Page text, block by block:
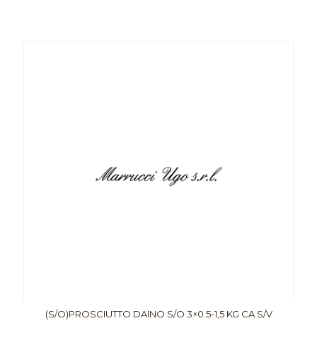
(S/O)PROSCIUTTO DAINO S/O 3×0.5-1,5 KG CA S/V